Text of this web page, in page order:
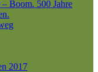
Boom. 500 Jahre
2017